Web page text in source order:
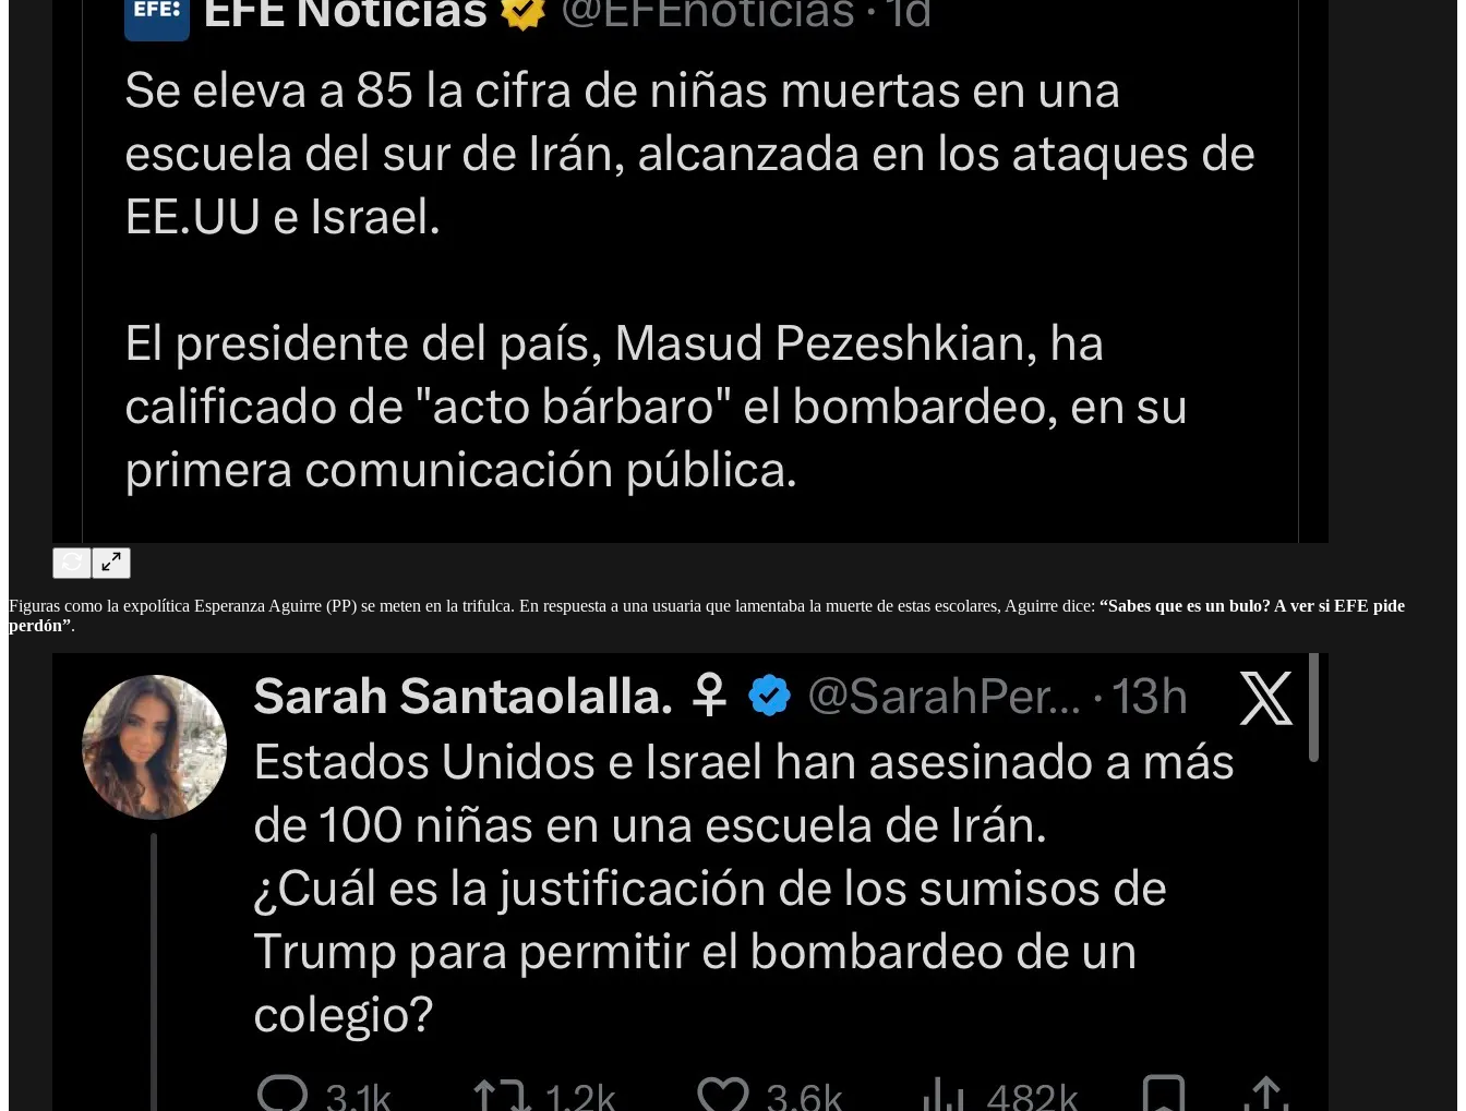
Figuras como la expolítica Esperanza Aguirre (PP) se meten en la trifulca. En respuesta a una usuaria que lamentaba la muerte de estas escolares, Aguirre dice: “Sabes que es un bulo? A ver si EFE pide
perdón”.